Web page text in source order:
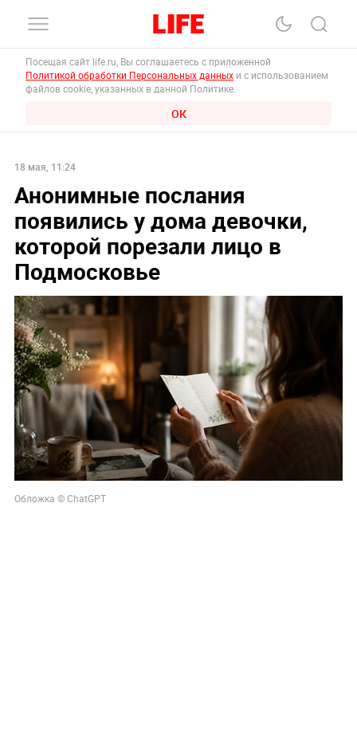
Посещая сайт life.ru, Вы соглашаетесь с приложенной
Политикой обработки Персональных данных и с использованием
файлов cookie, указанных в данной Политике.
ОК
18 мая, 11:24
Анонимные послания
появились у дома девочки,
которой порезали лицо в
Подмосковье
Обложка © ChatGPT